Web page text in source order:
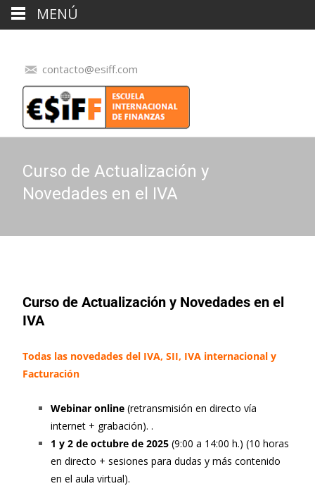
contacto@esiff.com
Curso de Actualización y
Novedades en el IVA
Curso de Actualización y Novedades en el
IVA
Todas las novedades del IVA, SII, IVA internacional y
Facturación
Webinar online (retransmisión en directo vía
internet + grabación). .
1 y 2 de octubre de 2025 (9:00 a 14:00 h.) (10 horas
en directo + sesiones para dudas y más contenido
en el aula virtual).
MENÚ